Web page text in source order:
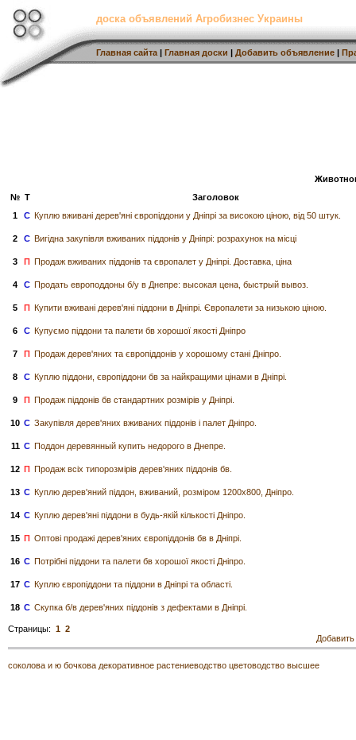
доска объявлений Агробизнес Украины
Главная сайта | Главная доски | Добавить объявление |
№ Т
Заголовок
1
С Куплю вживані дерев'яні європіддони у Дніпрі за високою ціною, від 50 штук.
2 С Вигідна закупівля вживаних піддонів у Дніпрі: розрахунок на місці
3 П Продаж вживаних піддонів та європалет у Дніпрі. Доставка, ціна
4 С Продать европоддоны б/у в Днепре: высокая цена, быстрый вывоз.
5 П Купити вживані дерев'яні піддони в Дніпрі. Європалети за низькою ціною.
6 С Купуємо піддони та палети бв хорошої якості Дніпро
7 П Продаж дерев'яних та європіддонів у хорошому стані Дніпро.
8 С Куплю піддони, європіддони бв за найкращими цінами в Дніпрі.
9 П Продаж піддонів бв стандартних розмірів у Дніпрі.
10 С Закупівля дерев'яних вживаних піддонів і палет Дніпро.
11 С Поддон деревянный купить недорого в Днепре.
12 П Продаж всіх типорозмірів дерев'яних піддонів бв.
13 С Куплю дерев'яний піддон, вживаний, розміром 1200х800, Дніпро.
14 С Куплю дерев'яні піддони в будь-якій кількості Дніпро.
15 П Оптові продажі дерев'яних європіддонів бв в Дніпрі.
16 С Потрібні піддони та палети бв хорошої якості Дніпро.
17 С Куплю європіддони та піддони в Дніпрі та області.
18 С Скупка б/в дерев'яних піддонів з дефектами в Дніпрі.
Страницы: 1 2
соколова и ю бочкова декоративное растениеводство цветоводство высшее